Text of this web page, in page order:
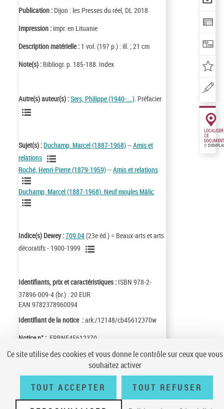
Publication : Dijon : les Presses du réel, DL 2018
Impression : impr. en Lituanie
Description matérielle : 1 vol. (197 p.) : ill. ; 21 cm
Note(s) : Bibliogr. p. 185-188. Index
Autre(s) auteur(s) :Sers, Philippe (1940-....) . Préfacier
Sujet(s) : Duchamp, Marcel (1887-1968)--Amis et
relations
Roché, Henri-Pierre (1879-1959)--Amis et relations
Duchamp, Marcel (1887-1968). Neuf moules Mâlic
Indice(s) Dewey :709.04(23e éd.) = Beaux-arts et arts
décoratifs - 1900-1999
Identifiants, prix et caractéristiques : ISBN 978-2-
37896-009-4 (br.) : 20 EUR
EAN 9782378960094
Identifiant de la notice :ark:/12148/cb45612370w
Notice n° : FRBNF45612370
LOCALISER
CE
DOCUMENT
(1
Ce site utilise des cookies et vous donne le contrôle sur ceux que vous
souhaitez activer
TOUT ACCEPTER TOUT REFUSER